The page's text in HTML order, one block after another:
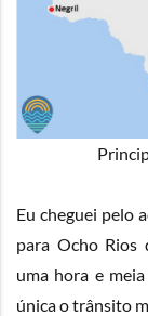
Eu cheguei pelo
para Ocho Rios
uma hora e
única o trânsito